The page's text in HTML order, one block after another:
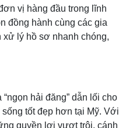
vị hàng đầu trong lĩnh
đồng hành cùng các gia
xử lý hồ sơ nhanh chóng,
hải đăng” dẫn lối cho
tốt đẹp hơn tại Mỹ. Với
quyền lợi vượt trội, cánh